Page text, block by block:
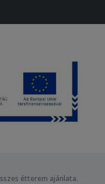
étterem ajánlata.